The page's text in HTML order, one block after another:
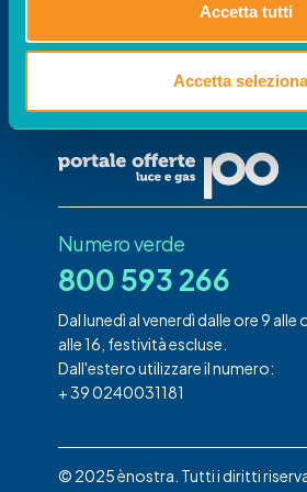
Accetta tutti
Accetta
Offerte
Il portale per confrontare le
Numero verde
800 593 266
Dal lunedì al venerdì dalle ore 9 alle
alle 16, festività escluse.
Dall'estero utilizzare il numero:
+ 39 0240031181
© 2025 ènostra. Tutti i diritti